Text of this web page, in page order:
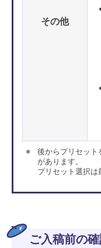
その他
後からプリセット
があります。
プリセット選択は
設定項目
ご入稿前の